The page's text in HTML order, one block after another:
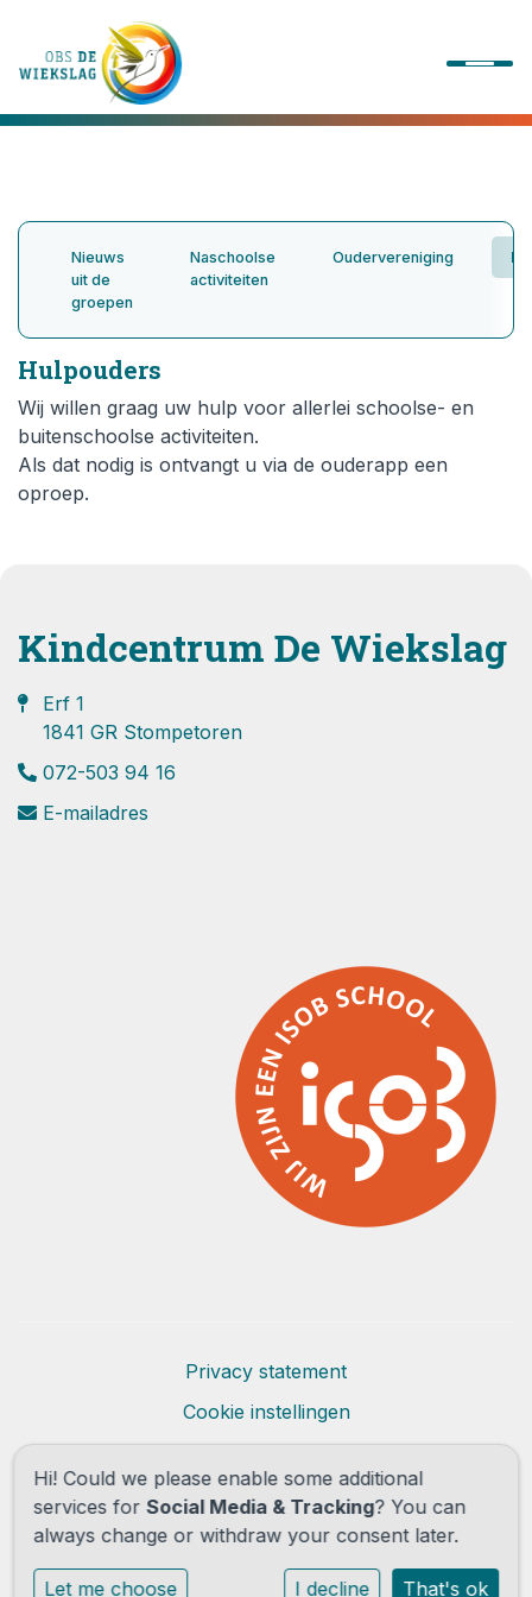
Ons onderwijs
Onze activiteiten
Praktische informatie
Kennismaking
Contact
Nieuws
uit de
groepen
Naschoolse
activiteiten
Oudervereniging
Hulpouders
Wij willen graag uw hulp voor allerlei schoolse- en
buitenschoolse activiteiten.
Als dat nodig is ontvangt u via de ouderapp een
oproep.
Kindcentrum De Wiekslag
Erf 1
1841 GR Stompetoren
072-503 94 16
E-mailadres
Privacy statement
Cookie instellingen
Hi! Could we please enable some additional
services forSocial Media & Tracking? You can
always change or withdraw your consent later.
Let me choose I decline That's ok